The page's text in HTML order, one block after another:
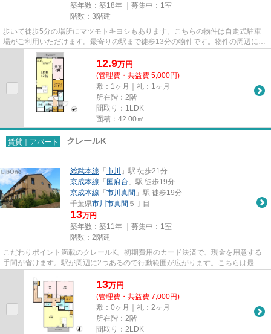
築年数：築18年 ｜募集中： 1室
階数：3階建
歩いて徒歩5分の場所にマツモトキヨシもあります。こちらの物件は自走式駐車
場がご利用いただけます。最寄りの駅まで徒歩13分の物件です。物件の周辺に駅
が2つあり、よく電車を利用す...
12.9万円
(管理費・共益費 5,000円)
敷：1ヶ月｜礼：1ヶ月
所在階：2階
間取り：1LDK
面積：42.00㎡
賃貸｜アパート クレールK
総武本線 「 市川
」駅 徒歩21分
京成本線 「 国府台 」駅 徒歩19分
京成本線 「 市川真間 」駅 徒歩19分
千葉県市川市真間 ５丁目
13万円
築年数：築11年 ｜募集中： 1室
階数：2階建
こだわりポイント満載のクレールK。初期費用のカード決済で、現金を用意する
手間が省けます。駅が周辺に2つあるので行動範囲が広がります。こちらは最上
13万円
(管理費・共益費 7,000円)
敷：0ヶ月｜礼：2ヶ月
所在階：2階
間取り：2LDK